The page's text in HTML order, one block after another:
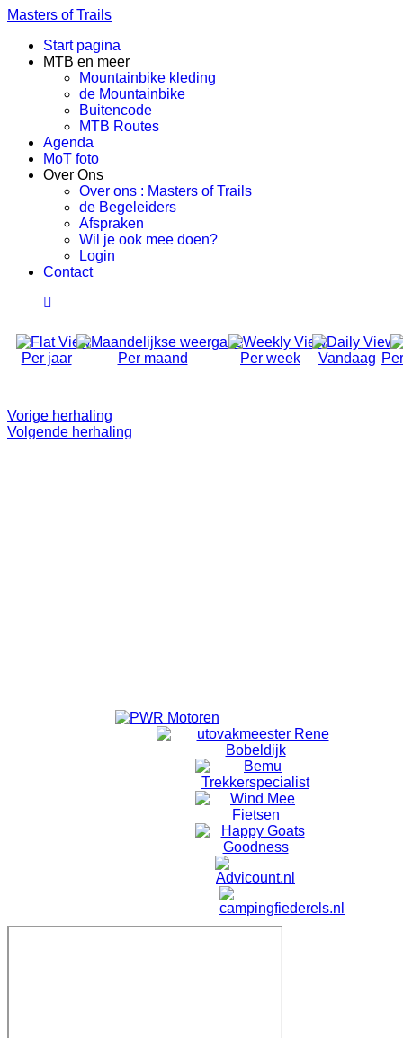
Masters of Trails
Start pagina
MTB en meer
Mountainbike kleding
de Mountainbike
Buitencode
MTB Routes
Agenda
MoT foto
Over Ons
Over ons : Masters of Trails
de Begeleiders
Afspraken
Wil je ook mee doen?
Login
Contact
Per jaar Per maand Per week Vandaag
Vorige herhaling
Volgende herhaling